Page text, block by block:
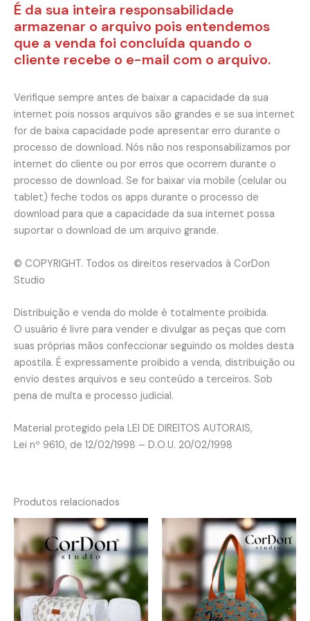
É da sua inteira responsabilidade
armazenar o arquivo pois entendemos
que a venda foi concluída quando o
cliente recebe o e-mail com o arquivo.
Verifique sempre antes de baixar a capacidade da sua
internet pois nossos arquivos são grandes e se sua internet
for de baixa capacidade pode apresentar erro durante o
processo de download. Nós não nos responsabilizamos por
internet do cliente ou por erros que ocorrem durante o
processo de download. Se for baixar via mobile (celular ou
tablet) feche todos os apps durante o processo de
download para que a capacidade da sua internet possa
suportar o download de um arquivo grande.
© COPYRIGHT. Todos os direitos reservados à CorDon
Studio
Distribuição e venda do molde é totalmente proibida.
O usuário é livre para vender e divulgar as peças que com
suas próprias mãos confeccionar seguindo os moldes desta
apostila. É expressamente proibido a venda, distribuição ou
envio destes arquivos e seu conteúdo a terceiros. Sob
pena de multa e processo judicial.
Material protegido pela LEI DE DIREITOS AUTORAIS,
Lei nº 9610, de 12/02/1998 – D.O.U. 20/02/1998
Produtos relacionados